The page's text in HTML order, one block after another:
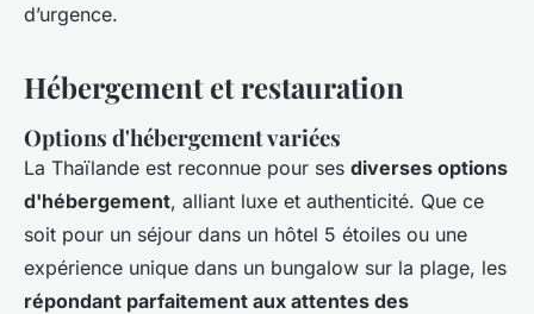
d’urgence.
Hébergement et restauration
Options d'hébergement variées
La Thaïlande est reconnue pour ses diverses options
d'hébergement, alliant luxe et authenticité. Que ce
soit pour un séjour dans un hôtel 5 étoiles ou une
expérience unique dans un bungalow sur la plage, les
répondant parfaitement aux attentes des